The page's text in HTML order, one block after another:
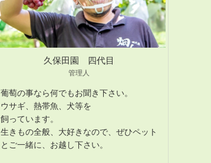
久保田園 四代目
管理人
葡萄の事なら何でもお聞き下さい。
ウサギ、熱帯魚、犬等を
飼っています。
生きもの全般、大好きなので、ぜひペット
とご一緒に、お越し下さい。